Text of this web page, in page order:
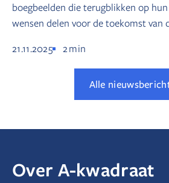
boegbeelden die terugblikken op
wensen delen voor de toekomst van
21.11.2025
2min
Alle
Over A-kwadraat